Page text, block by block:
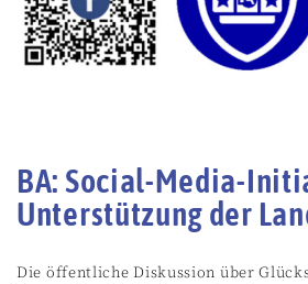
BA: Social-Media-
Unterstützung der
Die öffentliche Diskussion über